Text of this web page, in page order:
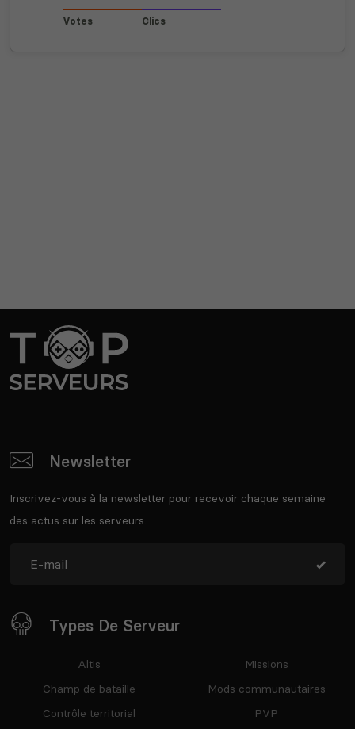
Votes Clics
Newsletter
Inscrivez-vous à la newsletter pour recevoir chaque semaine
des actus sur les serveurs.
Types De Serveur
Altis
Champ de bataille
Contrôle territorial
Missions
Mods communautaires
PVP